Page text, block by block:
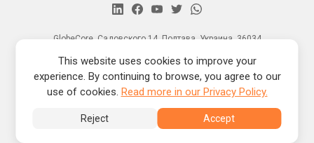
Продукция
Новости
О нас
2026 © GlobeCore
GlobeCore, Садовского 14, Полтава, Украина, 36034
This website uses cookies to improve your
experience. By continuing to browse, you agree to our
use of cookies. Read more in our Privacy Policy.
Reject Accept